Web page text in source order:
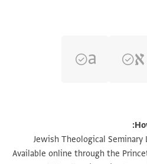
تكبير و تدوير
Jewish Theological Seminary
Available online through the